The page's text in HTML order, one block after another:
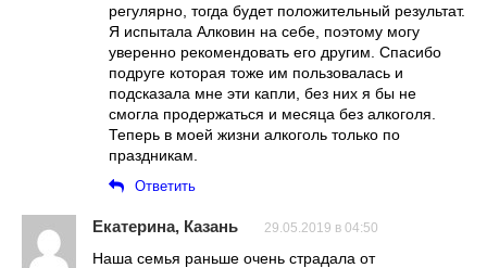
регулярно, тогда будет положительный результат.
Я испытала Алковин на себе, поэтому могу
уверенно рекомендовать его другим. Спасибо
подруге которая тоже им пользовалась и
подсказала мне эти капли, без них я бы не
смогла продержаться и месяца без алкоголя.
Теперь в моей жизни алкоголь только по
праздникам.
Ответить
Екатерина, Казань 29.05.2019 в 04:50
Наша семья раньше очень страдала от